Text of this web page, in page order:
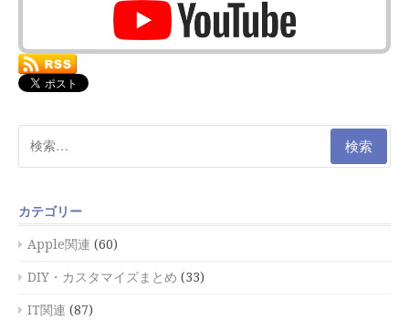
索:
カテゴリー
Apple関連 (60)
DIY・カスタマイズまとめ (33)
IT関連 (87)